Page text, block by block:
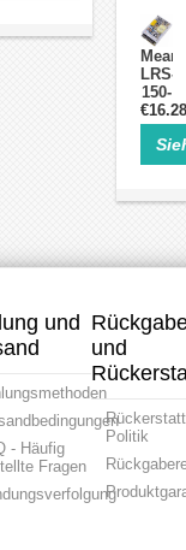
Fräser-
Kits
LRS-
150-
12
150
W
12
12,5
€16.28
und
- Häufig
Fragen
und
Politik